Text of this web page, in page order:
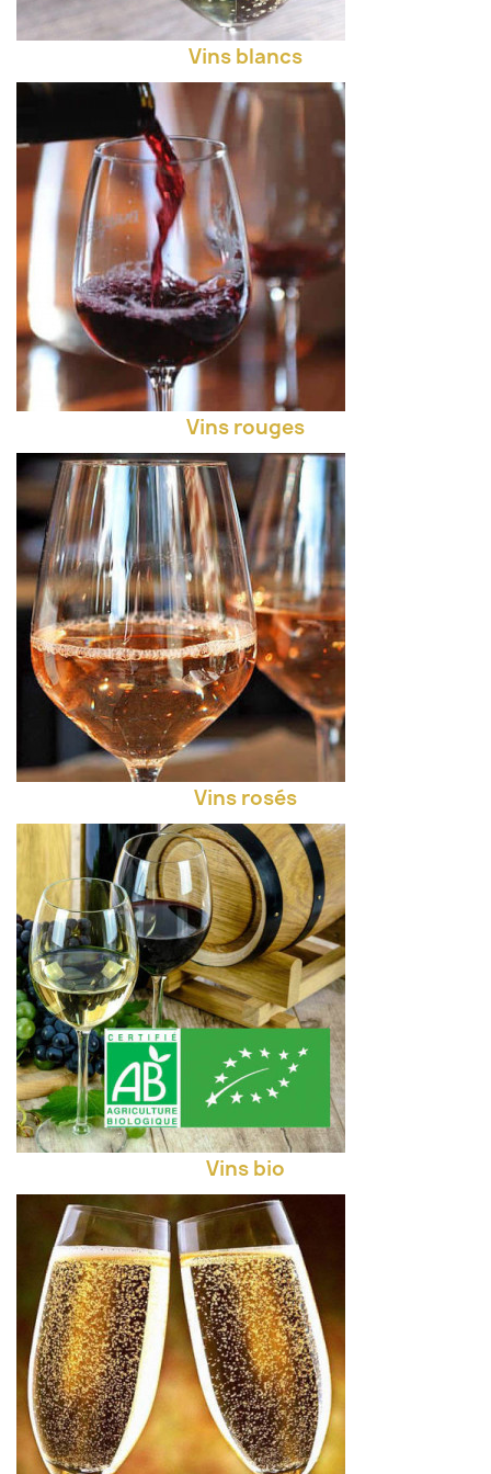
Vins blancs
Vins rouges
Vins rosés
Vins bio